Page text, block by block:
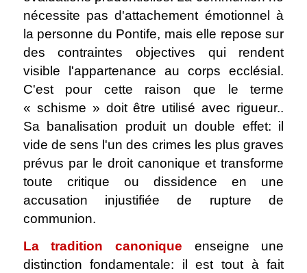
nécessite pas d'attachement émotionnel à
la personne du Pontife, mais elle repose sur
des contraintes objectives qui rendent
visible l'appartenance au corps ecclésial.
C'est pour cette raison que le terme
« schisme » doit être utilisé avec rigueur..
Sa banalisation produit un double effet: il
vide de sens l'un des crimes les plus graves
prévus par le droit canonique et transforme
toute critique ou dissidence en une
accusation injustifiée de rupture de
communion.
La tradition canonique enseigne une
distinction fondamentale: il est tout à fait